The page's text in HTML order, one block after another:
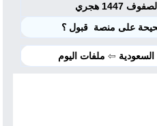
هجري
على منصة ⁧ قبول ⁩؟
السعودية ⇦ ملفات اليوم